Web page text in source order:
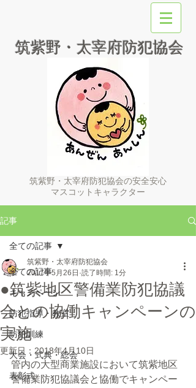
筑紫野・太宰府防犯協会
筑紫野・太宰府防犯協会の安全安心
マスコットキャラクター
記事
全ての記事
キャンペーン
防犯指導・教室
防犯訓練
大会・式典・総会
表彰式
全ての記事
●筑紫地区警備業防犯協議
会との協働キャンペーンの
実施
筑紫野・太宰府防犯協会
2017年5月26日 読了時間: 1分
更新日： 2018年4月10日
管内の大型商業施設において筑紫地区
警備業防犯協議会と協働でキャンペー